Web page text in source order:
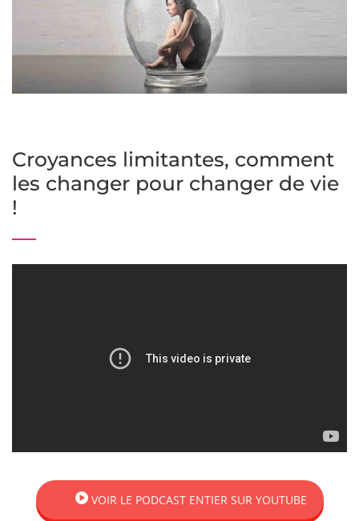
Croyances limitantes, comment
les changer pour changer de vie
!
VOIR LE PODCAST ENTIER SUR YOUTUBE